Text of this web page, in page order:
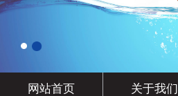
网站首页 关于我们